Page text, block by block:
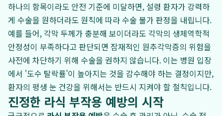
하나의 항목이라도 안전 기준에 미달하면, 설령 환자가 강력하
게 수술을 원하더라도 원칙에 따라 수술 불가 판정을 내립니다.
예를 들어, 각막 두께가 충분해 보이더라도 각막의 생체역학적
안정성이 부족하다고 판단되면 잠재적인 원추각막증의 위험을
사전에 차단하기 위해 수술을 권하지 않습니다. 이는 병원 입장
에서 '도수 탈락률'이 높아지는 것을 감수해야 하는 결정이지만,
환자의 평생 눈 건강을 위해서는 반드시 지켜야 할 철칙입니다.
진정한 라식 부작용 예방의 시작